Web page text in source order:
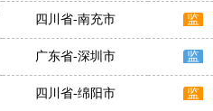
四川省-南充市 监
广东省-深圳市 监
四川省-绵阳市 监